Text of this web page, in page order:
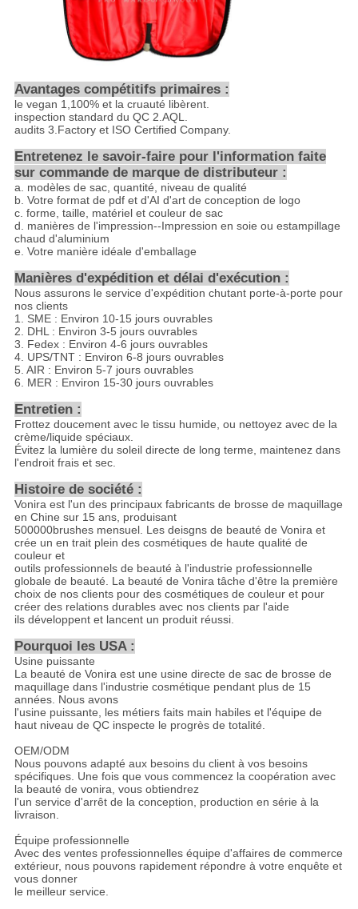
Avantages compétitifs primaires :
le vegan 1,100% et la cruauté libèrent.
inspection standard du QC 2.AQL.
audits 3.Factory et ISO Certified Company.
Entretenez le savoir-faire pour l'information faite
sur commande de marque de distributeur :
a. modèles de sac, quantité, niveau de qualité
b. Votre format de pdf et d'AI d'art de conception de logo
c. forme, taille, matériel et couleur de sac
d. manières de l'impression--Impression en soie ou estampillage
chaud d'aluminium
e. Votre manière idéale d'emballage
Manières d'expédition et délai d'exécution :
Nous assurons le service d'expédition chutant porte-à-porte pour
nos clients
1. SME : Environ 10-15 jours ouvrables
2. DHL : Environ 3-5 jours ouvrables
3. Fedex : Environ 4-6 jours ouvrables
4. UPS/TNT : Environ 6-8 jours ouvrables
5. AIR : Environ 5-7 jours ouvrables
6. MER : Environ 15-30 jours ouvrables
Entretien :
Frottez doucement avec le tissu humide, ou nettoyez avec de la
crème/liquide spéciaux.
Évitez la lumière du soleil directe de long terme, maintenez dans
l'endroit frais et sec.
Histoire de société :
Vonira est l'un des principaux fabricants de brosse de maquillage
en Chine sur 15 ans, produisant
500000brushes mensuel. Les deisgns de beauté de Vonira et
crée un en trait plein des cosmétiques de haute qualité de
couleur et
outils professionnels de beauté à l'industrie professionnelle
globale de beauté. La beauté de Vonira tâche d'être la première
choix de nos clients pour des cosmétiques de couleur et pour
créer des relations durables avec nos clients par l'aide
ils développent et lancent un produit réussi.
Pourquoi les USA :
Usine puissante
La beauté de Vonira est une usine directe de sac de brosse de
maquillage dans l'industrie cosmétique pendant plus de 15
années. Nous avons
l'usine puissante, les métiers faits main habiles et l'équipe de
haut niveau de QC inspecte le progrès de totalité.
OEM/ODM
Nous pouvons adapté aux besoins du client à vos besoins
spécifiques. Une fois que vous commencez la coopération avec
la beauté de vonira, vous obtiendrez
l'un service d'arrêt de la conception, production en série à la
livraison.
Équipe professionnelle
Avec des ventes professionnelles équipe d'affaires de commerce
extérieur, nous pouvons rapidement répondre à votre enquête et
vous donner
le meilleur service.